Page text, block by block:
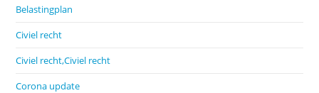
Belastingplan
Civiel recht
Civiel recht,Civiel recht
Corona update